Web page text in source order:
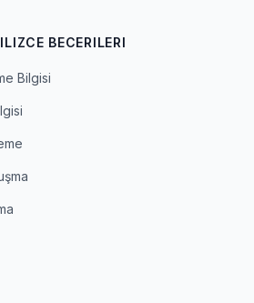
BECERILERI
Bilgisi